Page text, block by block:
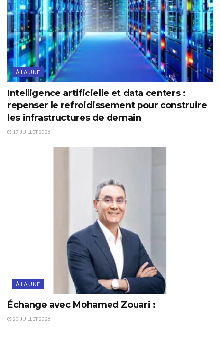
À LA UNE
Intelligence artificielle et data centers :
repenser le refroidissement pour construire
les infrastructures de demain
17 JUILLET 2026
À LA UNE
Échange avec Mohamed Zouari :
20 JUILLET 2026